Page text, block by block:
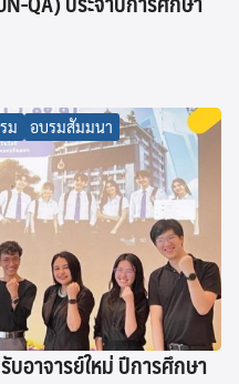
ม อบรมสัมมนา
อาจารย์ใหม่ ปีการศึกษา